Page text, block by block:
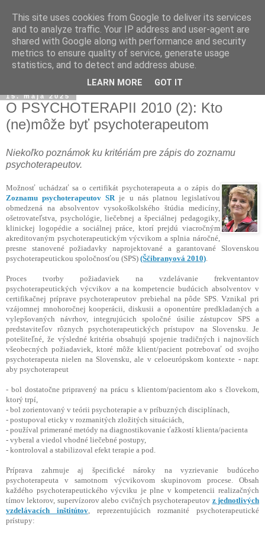
15. mája 2025
O PSYCHOTERAPII 2010 (2): Kto
(ne)môže byť psychoterapeutom
Niekoľko poznámok ku kritériám pre zápis do zoznamu
psychoterapeutov.
Možnosť uchádzať sa o certifikát psychoterapeuta a o zápis do
Zoznamu psychoterapeutov SR je u nás platnou legislatívou
obmedzená na absolventov vysokoškolského štúdia medicíny,
ošetrovateľstva, psychológie, liečebnej a špeciálnej pedagogiky,
klinickej logopédie a sociálnej práce, ktorí prejdú viacročným
akreditovaným psychoterapeutickým výcvikom a splnia náročné,
presne stanovené požiadavky naprojektované a garantované Slovenskou
psychoterapeutickou spoločnosťou (SPS) (Ščibranyová 2010)
Proces tvorby požiadaviek na vzdelávanie frekventantov
psychoterapeutických výcvikov a na kompetencie budúcich absolventov v
certifikačnej príprave psychoterapeutov prebiehal na pôde SPS. Vznikal pri
vzájomnej mnohoročnej kooperácii, diskusii a oponentúre predkladaných a
vylepšovaných návrhov, integrujúcich spoločné úsilie zástupcov SPS a
predstaviteľov rôznych psychoterapeutických prístupov na Slovensku. Je
potešiteľné, že výsledné kritéria obsahujú spojenie tradičných i najnovších
všeobecných požiadaviek, ktoré môže klient/pacient potrebovať od svojho
psychoterapeuta nielen na Slovensku, ale v celoeurópskom kontexte - napr.
aby psychoterapeut
- bol dostatočne pripravený na prácu s klientom/pacientom ako s človekom,
ktorý trpí,
- bol zorientovaný v teórii psychoterapie a v príbuzných disciplínach,
- postupoval eticky v rozmanitých zložitých situáciách,
- používal primerané metódy na diagnostikovanie ťažkostí klienta/pacienta
- vyberal a viedol vhodné liečebné postupy,
- kontroloval a stabilizoval efekt terapie a pod.
Príprava zahrnuje aj špecifické nároky na vyzrievanie budúceho
psychoterapeuta v samotnom výcvikovom skupinovom procese. Obsah
každého psychoterapeutického výcviku je plne v kompetencii realizačných
tímov lektorov, supervízorov alebo cvičných psychoterapeutov z jednotlivých
vzdelávacích inštitútov, reprezentujúcich rozmanité psychoterapeutické
prístupy:
This site uses cookies from Google to deliver its services
and to analyze traffic. Your IP address and user-agent are
shared with Google along with performance and security
metrics to ensure quality of service, generate usage
statistics, and to detect and address abuse.
LEARN MORE GOT IT